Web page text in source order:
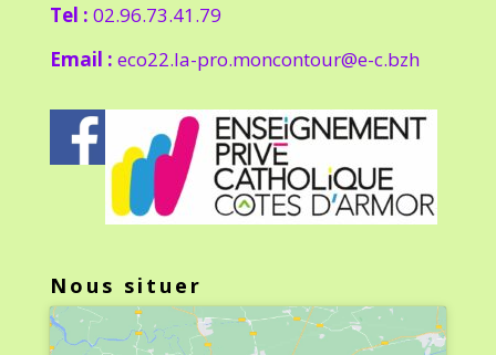
Tel : 02.96.73.41.79
Email : eco22.la-pro.moncontour@e-c.bzh
Nous situer